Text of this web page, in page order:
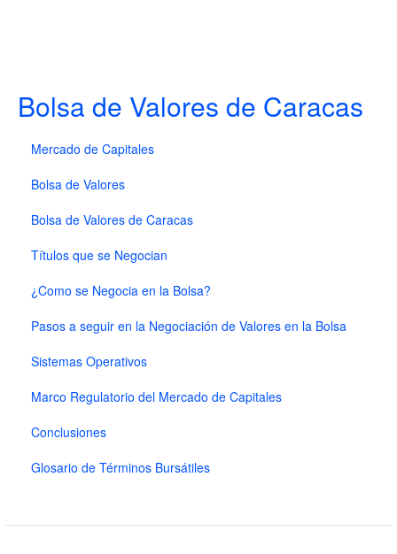
Bolsa de Valores de Caracas
Mercado de Capitales
Bolsa de Valores
Bolsa de Valores de Caracas
Títulos que se Negocian
¿Como se Negocia en la Bolsa?
Pasos a seguir en la Negociación de Valores en la Bolsa
Sistemas Operativos
Marco Regulatorio del Mercado de Capitales
Conclusiones
Glosario de Términos Bursátiles